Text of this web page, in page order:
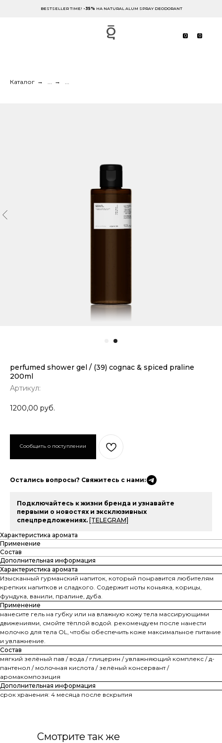
BESTSELLER TIME! -35% НА NATURAL ALUM SPRAY DEODORANT
0 0
Каталог → ... → ...
perfumed shower gel / (39) cognac & spiced praline
200ml
Артикул:
1200,00 руб.
Остались вопросы? Свяжитесь с нами:
Подключайтесь к жизни бренда и узнавайте
первыми о новостях и эксклюзивных
спецпредложениях. [TELEGRAM]
Характеристика аромата
Применение
Состав
Дополнительная информация
Характеристика аромата
Изысканный гурманский напиток, который понравится любителям
крепких напитков и сладкого. Содержит ноты коньяка, корицы,
фундука, ванили, пралине, дуба.
Применение
нанесите гель на губку или на влажную кожу тела массирующими
движениями, смойте тёплой водой. рекомендуем после нанести
молочко для тела OL, чтобы обеспечить коже максимальное питание
и увлажнение.
Состав
мягкий зелёный пав / вода / глицерин / увлажняющий комплекс / д-
пантенол / молочная кислота / зелёный консервант /
аромакомпозиция
Дополнительная информация
срок хранения: 4 месяца после вскрытия
Смотрите так же